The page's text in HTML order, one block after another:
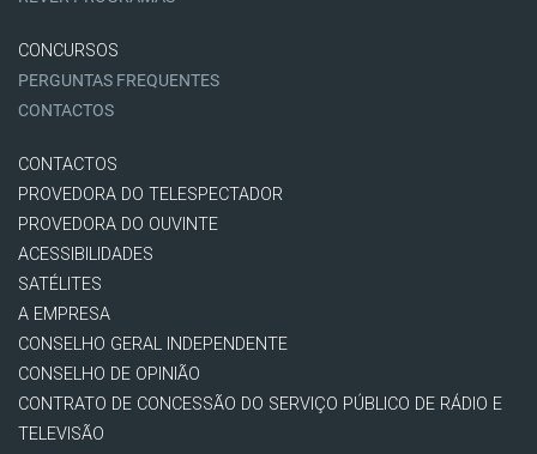
CONCURSOS
PERGUNTAS FREQUENTES
CONTACTOS
CONTACTOS
PROVEDORA DO TELESPECTADOR
PROVEDORA DO OUVINTE
ACESSIBILIDADES
SATÉLITES
A EMPRESA
CONSELHO GERAL INDEPENDENTE
CONSELHO DE OPINIÃO
CONTRATO DE CONCESSÃO DO SERVIÇO PÚBLICO DE RÁDIO E
TELEVISÃO